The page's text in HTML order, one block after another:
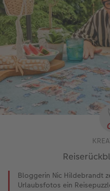
Bloggerin Nic Hildebrandt
Urlaubsfotos ein